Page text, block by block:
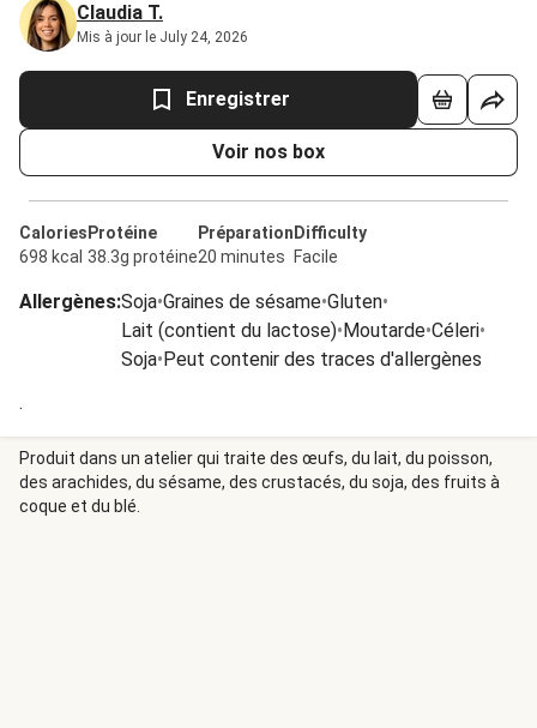
Claudia T.
Mis à jour le July 24, 2026
Enregistrer
Voir nos box
Calories
698 kcal
Protéine
38.3g protéine
Préparation
20 minutes
Difficulty
Facile
Allergènes:Soja•Graines de sésame•Gluten•
Lait (contient du lactose)•Moutarde•Céleri•
Soja•Peut contenir des traces d'allergènes
.
Produit dans un atelier qui traite des œufs, du lait, du poisson,
des arachides, du sésame, des crustacés, du soja, des fruits à
coque et du blé.